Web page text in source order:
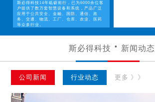
斯必得科技14年砥砺前行，已为6000余位客
户提供了数万套智慧设备和系统，产品广泛
应用于公共安全、金融、国防、通信、政
务、交通、物流、工厂、仓库、农业、医药
等众多行业。
斯必得科技 新闻动态
公司新闻 行业动态 更多 》》